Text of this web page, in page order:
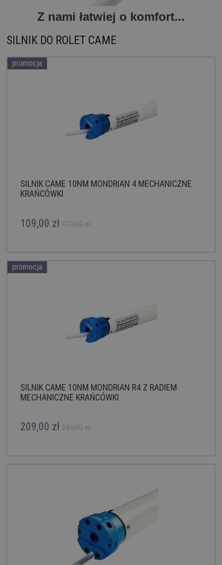
Z nami łatwiej o komfort...
SILNIK DO ROLET CAME
SILNIK CAME 10NM MONDRIAN 4 MECHANICZNE
KRAŃCÓWKI
109,00 zł 139,00 zł
promocja
SILNIK CAME 10NM MONDRIAN R4 Z RADIEM
MECHANICZNE KRAŃCÓWKI
209,00 zł 249,00 zł
promocja